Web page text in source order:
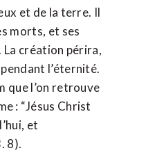
et de la terre. Il
morts, et ses
La création périra,
l’éternité.
que l’on retrouve
: “Jésus Christ
et
8).